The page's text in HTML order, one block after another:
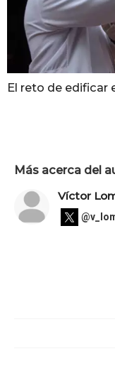
El reto de edificar
Más acerca del
Víctor